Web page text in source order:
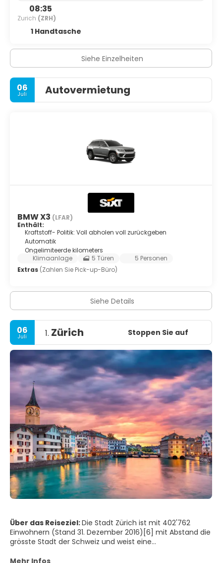
08:35
Zurich (ZRH)
1 Handtasche
Siehe Einzelheiten
06
Juli Autovermietung
BMW X3 (LFAR)
Enthält:
Kraftstoff- Politik: Voll abholen voll zurückgeben
Automatik
Ongelimiteerde kilometers
Klimaanlage
5 Türen
5 Personen
Extras (Zahlen Sie Pick-up-Büro)
Siehe Details
06
Juli 1. Zürich Stoppen Sie auf
Über das Reiseziel:Die Stadt Zürich ist mit 402'762
Einwohnern (Stand 31. Dezember 2016)[6] mit Abstand die
grösste Stadt der Schweiz und weist eine
Quadratkilometer auf. Die Stadt Zürich gibt die